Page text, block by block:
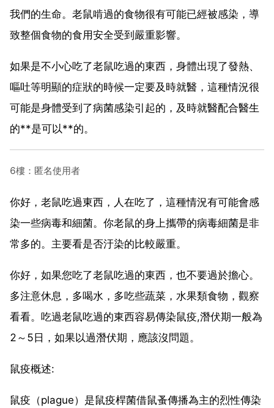
我們的生命。老鼠啃過的食物很有可能已經被感染，導
致整個食物的食用安全受到嚴重影響。
如果是不小心吃了老鼠吃過的東西，身體出現了發熱、
嘔吐等明顯的症狀的時候一定要及時就醫，這種情況很
可能是身體受到了病菌感染引起的，及時就醫配合醫生
的**是可以**的。
6樓：匿名使用者
你好，老鼠吃過東西，人在吃了，這種情況有可能會感
染一些病毒和細菌。你老鼠的身上攜帶的病毒細菌是非
常多的。主要看是否汙染的比較嚴重。
你好，如果您吃了老鼠吃過的東西，也不要過於擔心。
多注意休息，多喝水，多吃些蔬菜，水果類食物，觀察
看看。吃過老鼠吃過的東西容易傳染鼠疫,潛伏期一般為
2～5日，如果以過潛伏期，應該沒問題。
鼠疫概述:
鼠疫（plague）是鼠疫桿菌借鼠蚤傳播為主的烈性傳染